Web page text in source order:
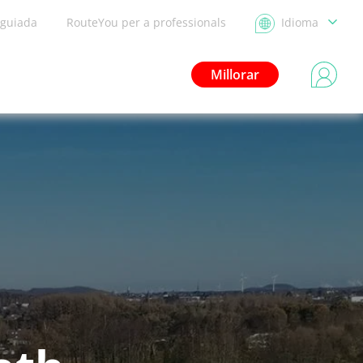
RouteYou per a professionals Idioma
Millorar